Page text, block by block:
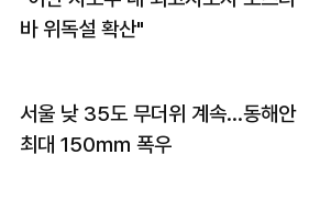
바 위독설 확산"
서울 낮 35도 무더위 계속…동해안
최대 150㎜ 폭우